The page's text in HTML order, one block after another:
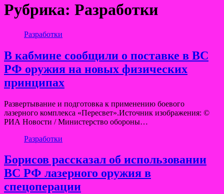
Рубрика: Разработки
Разработки
В кабмине сообщили о поставке в ВС
РФ оружия на новых физических
принципах
Развертывание и подготовка к применению боевого
лазерного комплекса «Пересвет».Источник изображения: ©
РИА Новости / Министерство обороны…
Разработки
Борисов рассказал об использовании
ВС РФ лазерного оружия в
спецоперации